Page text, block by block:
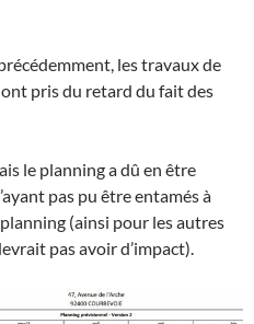
les travaux de
pris du retard du fait des
le planning a dû en être
pas pu être entamés à
(ainsi pour les autres
pas avoir d’impact).